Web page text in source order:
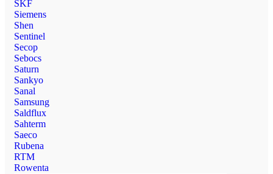
SKF
Siemens
Shen
Sentinel
Secop
Sebocs
Saturn
Sankyo
Sanal
Samsung
Saldflux
Sahterm
Saeco
Rubena
RTM
Rowenta